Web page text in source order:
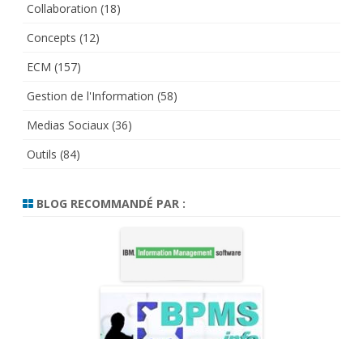
Collaboration (18)
Concepts (12)
ECM (157)
Gestion de l'Information (58)
Medias Sociaux (36)
Outils (84)
BLOG RECOMMANDÉ PAR :